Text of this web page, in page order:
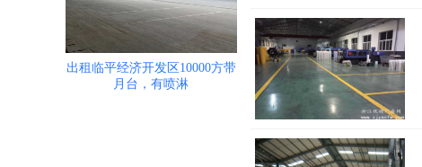
出租临平经济开发区10000方带
月台，有喷淋